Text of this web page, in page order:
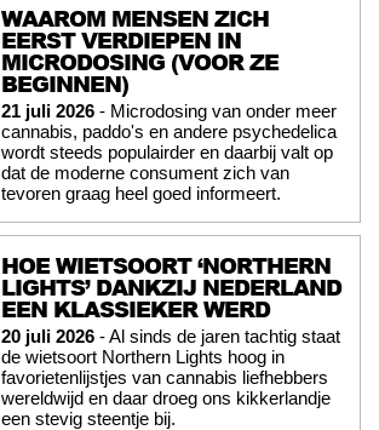
WAAROM MENSEN ZICH
EERST VERDIEPEN IN
MICRODOSING (VOOR ZE
BEGINNEN)
21 juli 2026 - Microdosing van onder meer
cannabis, paddo's en andere psychedelica
wordt steeds populairder en daarbij valt op
dat de moderne consument zich van
tevoren graag heel goed informeert.
HOE WIETSOORT ‘NORTHERN
LIGHTS’ DANKZIJ NEDERLAND
EEN KLASSIEKER WERD
20 juli 2026 - Al sinds de jaren tachtig staat
de wietsoort Northern Lights hoog in
favorietenlijstjes van cannabis liefhebbers
wereldwijd en daar droeg ons kikkerlandje
een stevig steentje bij.